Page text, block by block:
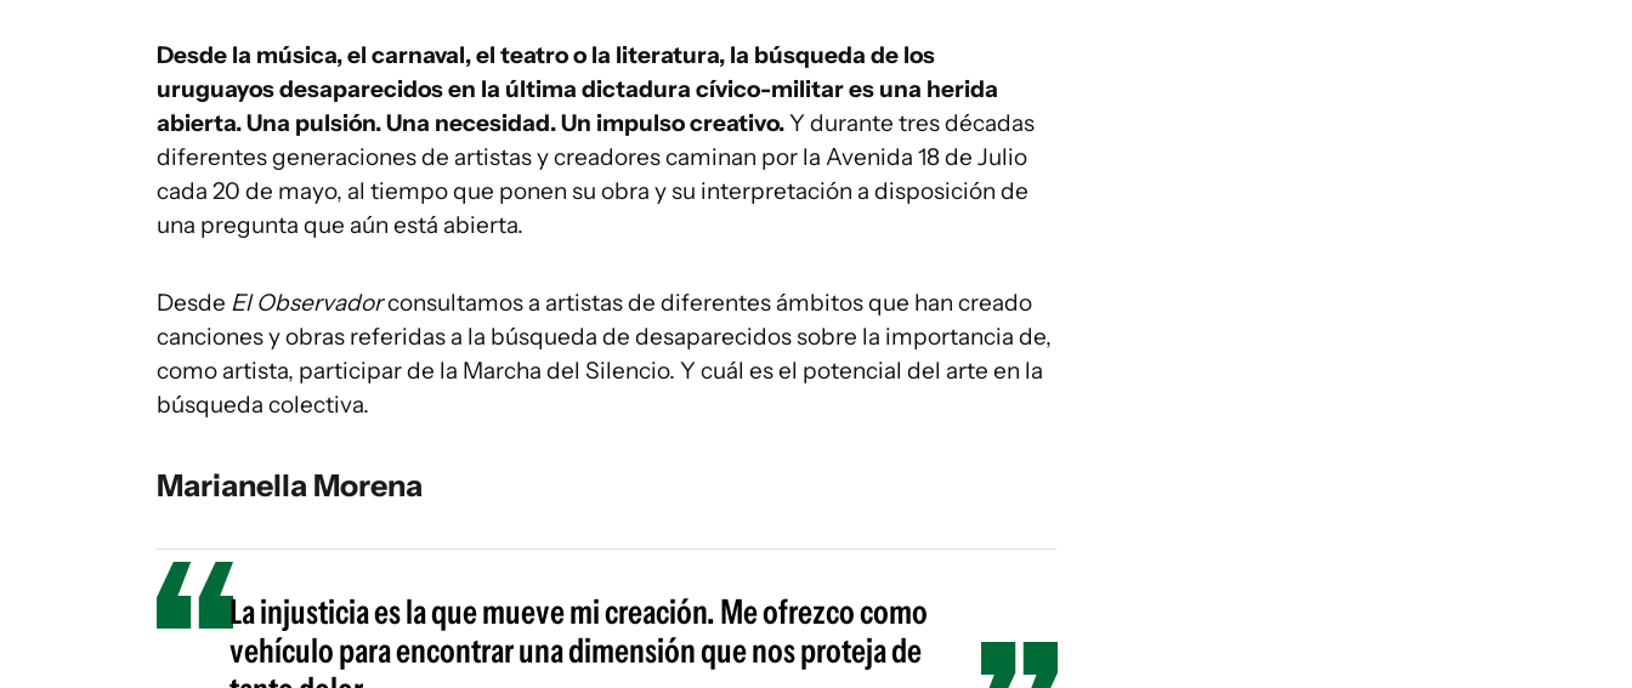
Desde la música, el carnaval, el teatro o la literatura, la búsqueda de los
uruguayos desaparecidos en la última dictadura cívico-militar es una herida
abierta. Una pulsión. Una necesidad. Un impulso creativo.Y durante tres décadas
diferentes generaciones de artistas y creadores caminan por la Avenida 18 de Julio
cada 20 de mayo, al tiempo que ponen su obra y su interpretación a disposición de
una pregunta que aún está abierta.
Desde El Observadorconsultamos a artistas de diferentes ámbitos que han creado
canciones y obras referidas a la búsqueda de desaparecidos sobre la importancia de,
como artista, participar de la Marcha del Silencio. Y cuál es el potencial del arte en la
búsqueda colectiva.
Marianella Morena
La injusticia es la que mueve mi creación. Me ofrezco como
vehículo para encontrar una dimensión que nos proteja de